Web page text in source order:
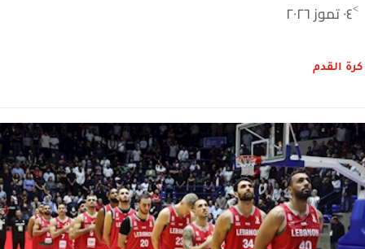
>٠٤ تموز ٢٠٢٦
كرة القدم